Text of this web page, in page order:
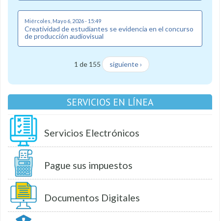
Miércoles, Mayo 6, 2026 - 15:49
Creatividad de estudiantes se evidencia en el concurso
de producción audiovisual
1 de 155 siguiente ›
SERVICIOS EN LÍNEA
Servicios Electrónicos
Pague sus impuestos
Documentos Digitales